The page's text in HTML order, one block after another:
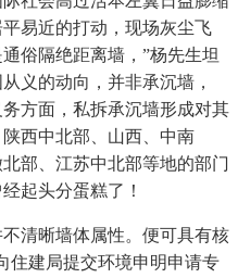
易近的打动，现场灰尘飞
俗隔绝距离墙，”杨先生坦
义的动向，并非承沉墙，
方面，私拆承沉墙形成对其
西中北部、山西、中南
部、江苏中北部等地的部门
起头分蛋糕了！
清晰墙体属性。便可具有核
住建局提交环境申明申请专